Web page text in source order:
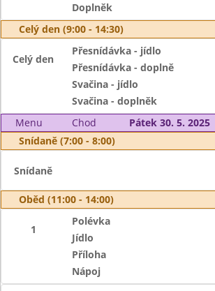
Doplněk
Celý den (9:00 - 14:30)
Celý den
Přesnídávka - jídlo
Přesnídávka - doplně
Svačina - jídlo
Svačina - doplněk
Menu
Chod
Pátek 30. 5. 2025
Snídaně (7:00 - 8:00)
Snídaně
Oběd (11:00 - 14:00)
1
Polévka
Jídlo
Příloha
Nápoj